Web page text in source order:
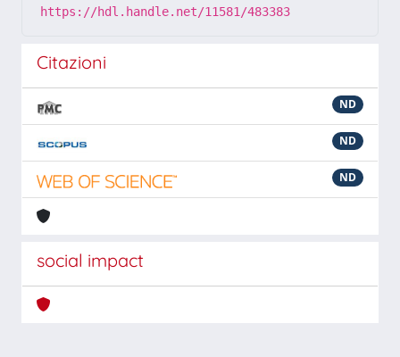
https://hdl.handle.net/11581/483383
Citazioni
ND
ND
ND
social impact